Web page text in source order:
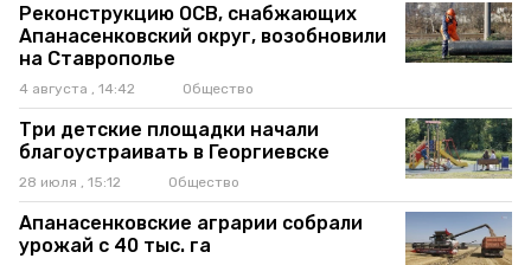
Реконструкцию ОСВ, снабжающих
Апанасенковский округ, возобновили
на Ставрополье
4 августа , 14:42 Общество
Три детские площадки начали
благоустраивать в Георгиевске
28 июля , 15:12 Общество
Апанасенковские аграрии собрали
урожай с 40 тыс. га